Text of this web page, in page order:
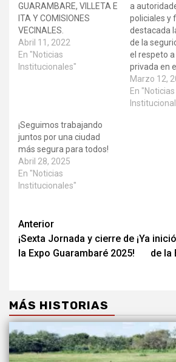
GUARAMBARE, VILLETA E
ITA Y COMISIONES
VECINALES.
Abril 11, 2022
En "Noticias
Institucionales"
a
policiales y
destacada
de la
el respeto
privada en
Marzo 12,
En "Noticias
¡Seguimos trabajando
juntos por una ciudad
más segura para todos!
Abril 28, 2025
En "Noticias
Institucionales"
Anterior
¡Sexta Jornada y cierre de
la Expo Guarambaré 2025!
¡Ya
de la
MÁS HISTORIAS